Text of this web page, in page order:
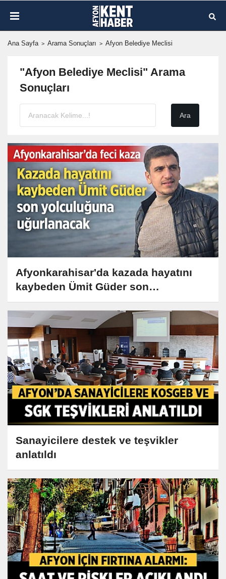
Ana Sayfa Arama Sonuçları Afyon Belediye Meclisi
"Afyon Belediye Meclisi" Arama
Sonuçları
Afyonkarahisar'da kazada hayatını
kaybeden Ümit Güder son
yolculuğuna uğurlanacak
Sanayicilere destek ve teşvikler
anlatıldı